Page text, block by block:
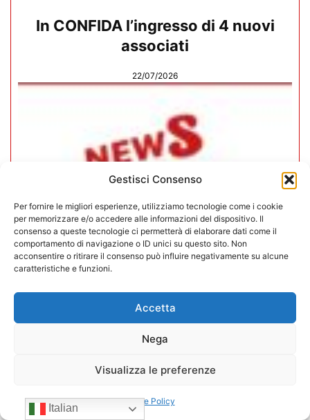
Gestisci Consenso
Per fornire le migliori esperienze, utilizziamo tecnologie come i cookie
per memorizzare e/o accedere alle informazioni del dispositivo. Il
consenso a queste tecnologie ci permetterà di elaborare dati come il
comportamento di navigazione o ID unici su questo sito. Non
acconsentire o ritirare il consenso può influire negativamente su alcune
caratteristiche e funzioni.
Accetta
Nega
Visualizza le preferenze
Cookie Policy
In CONFIDA l’ingresso di 4 nuovi
associati
22/07/2026
CONFIDA Servizi srl presenta il
nuovo Consiglio di Amministrazione
Italian